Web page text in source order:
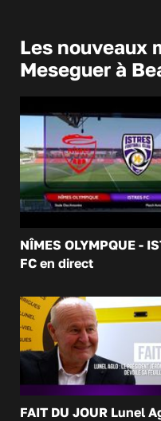
Les nouveaux
Meseguer à
NÎMES OLYMPQUE -
FC en direct
FAIT DU JOUR Lunel